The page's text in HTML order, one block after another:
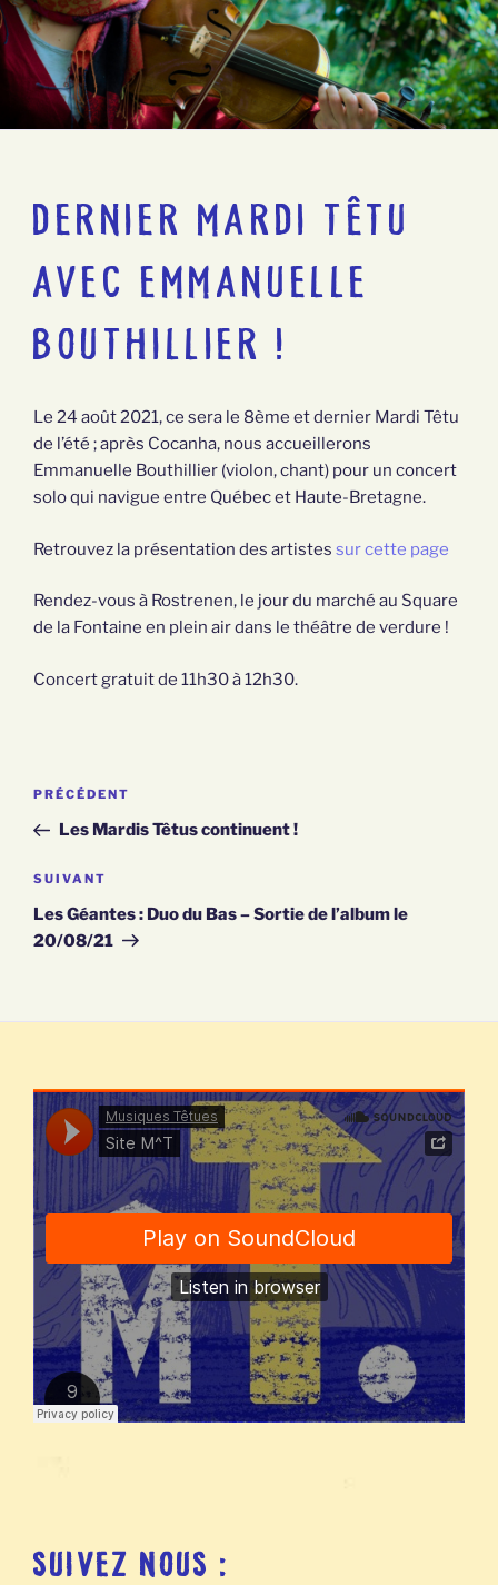
DERNIER MARDI TÊTU
AVEC EMMANUELLE
BOUTHILLIER !
Le 24 août 2021, ce sera le 8ème et dernier Mardi Têtu
de l’été ; après Cocanha, nous accueillerons
Emmanuelle Bouthillier (violon, chant) pour un concert
solo qui navigue entre Québec et Haute-Bretagne.
Retrouvez la présentation des artistes sur cette page
Rendez-vous à Rostrenen, le jour du marché au Square
de la Fontaine en plein air dans le théâtre de verdure !
Concert gratuit de 11h30 à 12h30.
NAVIGATION
DE
L’ARTICLE
Article
précédent
PRÉCÉDENT
Les Mardis Têtus continuent !
Article
suivant
SUIVANT
Les Géantes : Duo du Bas – Sortie de l’album le
20/08/21
SUIVEZ NOUS :